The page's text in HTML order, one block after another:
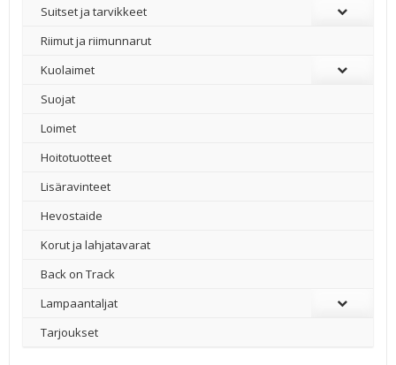
Suitset ja tarvikkeet
Riimut ja riimunnarut
Kuolaimet
Suojat
Loimet
Hoitotuotteet
Lisäravinteet
Hevostaide
Korut ja lahjatavarat
Back on Track
Lampaantaljat
Tarjoukset